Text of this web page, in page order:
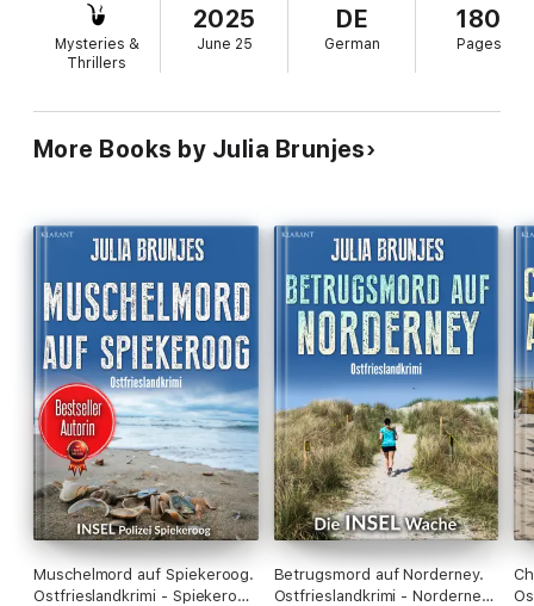
Geflecht aus Liebe, Eifersucht und verletzten Gefühlen. Und
dann steckt Fenja auf einmal selbst mittendrin. Denn bei einem
vielversprechenden Abendessen beginnt ihr charmanter
Begleiter plötzlich, nur noch über den Mordfall zu reden …
Mysteries &
Thrillers
2025
June 25
DE
German
180
Pages
More Books by Julia Brunjes
Muschelmord auf Spiekeroog.
Ostfrieslandkrimi - Spiekeroog
Betrugsmord auf Norderney.
Ostfrieslandkrimi - Norderney